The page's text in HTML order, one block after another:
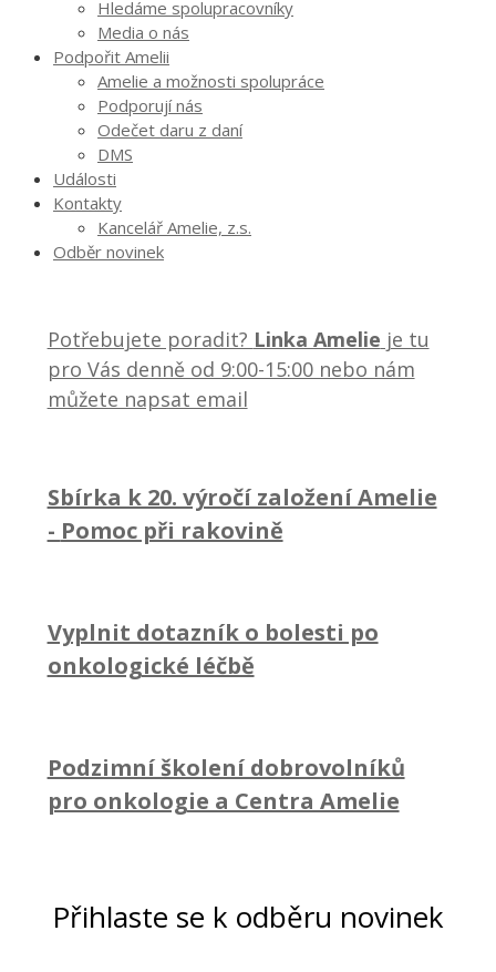
Hledáme spolupracovníky
Media o nás
Podpořit Amelii
Amelie a možnosti spolupráce
Podporují nás
Odečet daru z daní
DMS
Události
Kontakty
Kancelář Amelie, z.s.
Odběr novinek
Potřebujete poradit? Linka Amelie je tu
pro Vás denně od 9:00-15:00 nebo nám
můžete napsat email
Sbírka k 20. výročí založení Amelie
- Pomoc při rakovině
Vyplnit dotazník o bolesti po
onkologické léčbě
Podzimní školení dobrovolníků
pro onkologie a Centra Amelie
Přihlaste se k odběru novinek